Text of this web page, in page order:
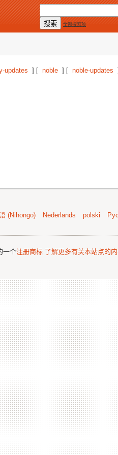
全部搜索项
updates ] [ noble ] [ noble-updates
(Nihongo) Nederlands polski
一个注册商标 了解更多有关本站点的